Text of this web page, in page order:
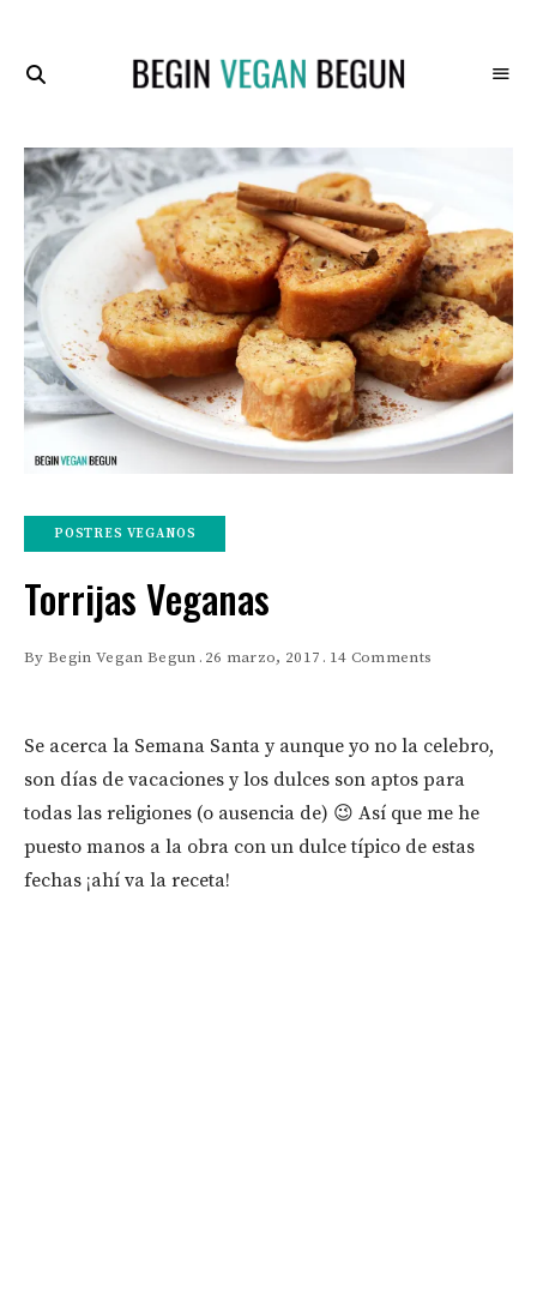
VEGAN
BEGUN
POSTRES VEGANOS
Torrijas Veganas
By Begin Vegan Begun 26 marzo, 2017 14 Comments
Se acerca la Semana Santa y aunque yo no la celebro,
son días de vacaciones y los dulces son aptos para
todas las religiones (o ausencia de) 😉 Así que me he
puesto manos a la obra con un dulce típico de estas
fechas ¡ahí va la receta!